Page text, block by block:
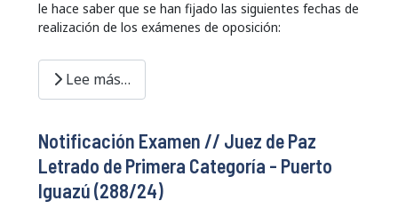
le hace saber que se han fijado las siguientes fechas de
realización de los exámenes de oposición:
Lee más…
Notificación Examen // Juez de Paz
Letrado de Primera Categoría - Puerto
Iguazú (288/24)